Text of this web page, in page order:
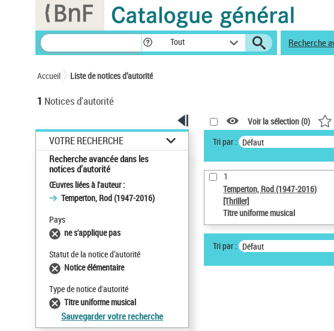
Tout Recherche
Accueil Liste de notices d’autorité
1 Notices d'autorité
VOTRE RECHERCHE
Recherche avancée dans les
notices d’autorité
Œuvres liées à l'auteur :
Temperton, Rod (1947-2016)
Pays
ne s'applique pas
Statut de la notice d’autorité
Notice élémentaire
Type de notice d'autorité
Titre uniforme musical
Sauvegarder votre recherche
Voir la sélection (0)
Tri par : Défaut
1
Temperton, Rod (1947-2016)
[Thriller]
Titre uniforme musical
Tri par : Défaut
Panneau de gestion des cookies